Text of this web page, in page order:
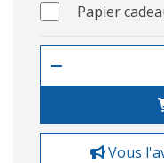
Papier
Vous